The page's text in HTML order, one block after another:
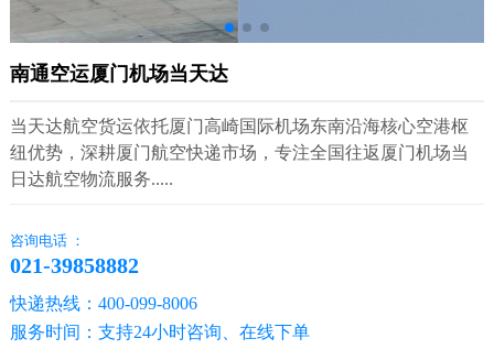
南通空运厦门机场当天达
当天达航空货运依托厦门高崎国际机场东南沿海核心空港枢
纽优势，深耕厦门航空快递市场，专注全国往返厦门机场当
日达航空物流服务.....
咨询电话 ：
021-39858882
快递热线：400-099-8006
服务时间：支持24小时咨询、在线下单